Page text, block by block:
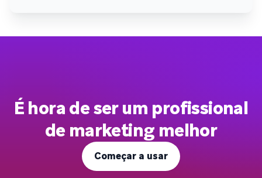
É hora de ser um profissional
de marketing melhor
Começar a usar